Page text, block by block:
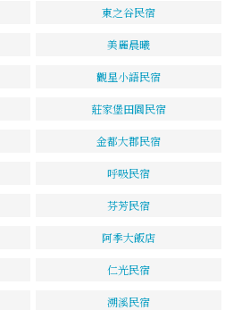
東之谷民宿
美麗晨曦
觀星小語民宿
莊家堡田園民宿
金都大郡民宿
呼吸民宿
芬芳民宿
阿季大飯店
仁光民宿
溯溪民宿